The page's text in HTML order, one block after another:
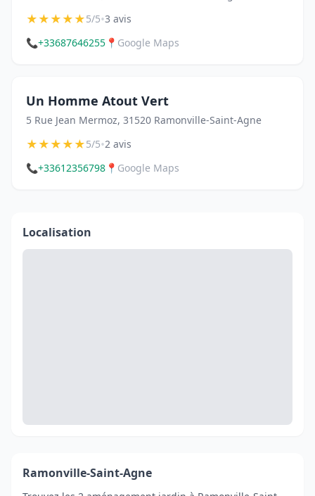
★★★★★5/5•3 avis
📞+33687646255 📍 Google Maps
Un Homme Atout Vert
5 Rue Jean Mermoz, 31520 Ramonville-Saint-Agne
★★★★★5/5•2 avis
📞+33612356798 📍 Google Maps
Localisation
Ramonville-Saint-Agne